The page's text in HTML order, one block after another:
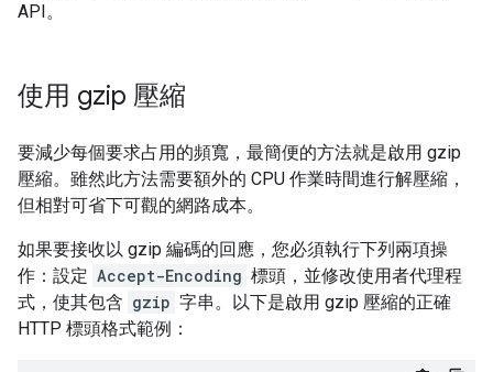
API。
使用 gzip 壓縮
要減少每個要求占用的頻寬，最簡便的方法就是啟用 gzip
壓縮。雖然此方法需要額外的 CPU 作業時間進行解壓縮，
但相對可省下可觀的網路成本。
如果要接收以 gzip 編碼的回應，您必須執行下列兩項操
作：設定 Accept-Encoding 標頭，並修改使用者代理程
式，使其包含 gzip 字串。以下是啟用 gzip 壓縮的正確
HTTP 標頭格式範例：